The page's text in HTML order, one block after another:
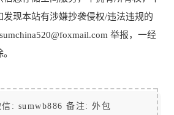
现本站有涉嫌抄袭侵权/违法违规的
举报，一经
信: sumwb886 备注: 外包